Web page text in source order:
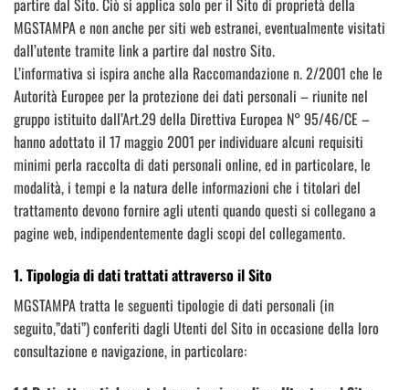
partire dal Sito. Ciò si applica solo per il Sito di proprietà della
MGSTAMPA e non anche per siti web estranei, eventualmente visitati
dall’utente tramite link a partire dal nostro Sito.
L’informativa si ispira anche alla Raccomandazione n. 2/2001 che le
Autorità Europee per la protezione dei dati personali – riunite nel
gruppo istituito dall’Art.29 della Direttiva Europea N° 95/46/CE –
hanno adottato il 17 maggio 2001 per individuare alcuni requisiti
minimi perla raccolta di dati personali online, ed in particolare, le
modalità, i tempi e la natura delle informazioni che i titolari del
trattamento devono fornire agli utenti quando questi si collegano a
pagine web, indipendentemente dagli scopi del collegamento.
1. Tipologia di dati trattati attraverso il Sito
MGSTAMPA tratta le seguenti tipologie di dati personali (in
seguito,”dati”) conferiti dagli Utenti del Sito in occasione della loro
consultazione e navigazione, in particolare: